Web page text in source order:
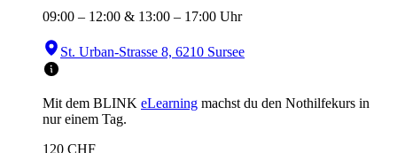
09:00 – 12:00 & 13:00 – 17:00 Uhr
St. Urban-Strasse 8, 6210 Sursee
Mit dem BLINK eLearning machst du den Nothilfekurs in
nur einem Tag.
120 CHF